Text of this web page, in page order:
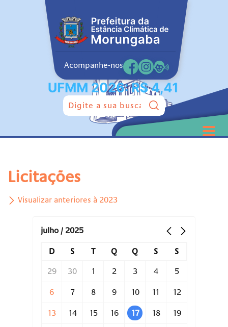
Acompanhe-nos
Pesquisar:
Licitações
Visualizar anteriores à 2023
julho / 2025
D S T Q Q S S
29 30 1 2 3 4 5
6 7 8 9 10 11 12
13 14 15 16 17 18 19